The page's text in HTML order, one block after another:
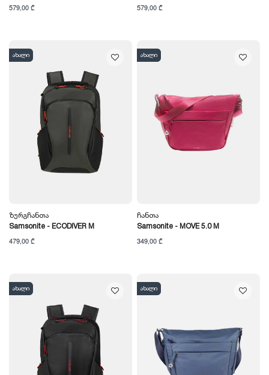
579,00 ₾ 579,00 ₾
ახალი
Ზურგჩანთა
Samsonite - ECODIVER M
479,00 ₾
ახალი
Ჩანთა
Samsonite - MOVE 5.0 M
349,00 ₾
ახალი ახალი